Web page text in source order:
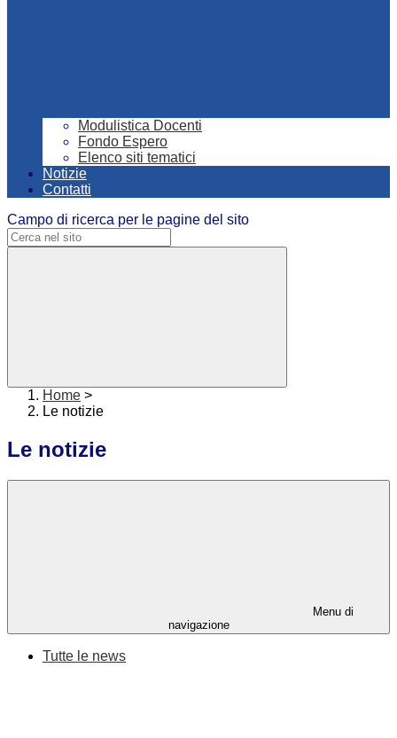
Modulistica Docenti
Fondo Espero
Elenco siti tematici
Notizie
Contatti
Campo di ricerca per le pagine del sito
Home >
Le notizie
Le notizie
Menu di
navigazione
Tutte le news